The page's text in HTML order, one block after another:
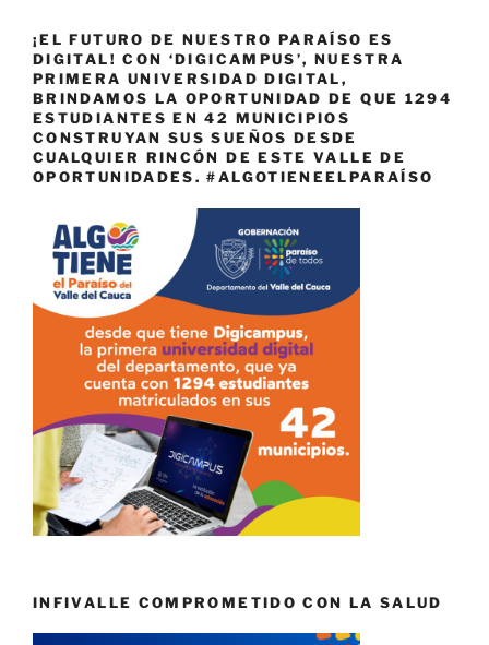
¡EL FUTURO DE NUESTRO PARAÍSO ES
DIGITAL! CON ‘DIGICAMPUS’, NUESTRA
PRIMERA UNIVERSIDAD DIGITAL,
BRINDAMOS LA OPORTUNIDAD DE QUE 1294
ESTUDIANTES EN 42 MUNICIPIOS
CONSTRUYAN SUS SUEÑOS DESDE
CUALQUIER RINCÓN DE ESTE VALLE DE
OPORTUNIDADES. #ALGOTIENEELPARAÍSO
INFIVALLE COMPROMETIDO CON LA SALUD